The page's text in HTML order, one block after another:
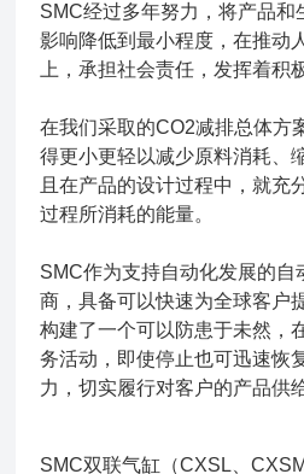
SMC经过多年努力，将产品和
影响降低到最小程度，在推动
上，承担社会责任，发挥着积
在我们采取的CO2减排总体方
得更小更轻以减少原料消耗、
且在产品的设计过程中，就充
过程所消耗的能量。
SMC作为支持自动化发展的自
商，具备可以快速为全球客户
构建了一个可以防患于未然，
务活动，即使停止也可迅速恢
力，切实履行对客户的产品供
SMC双联气缸（CXSL、